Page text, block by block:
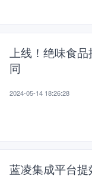
上线！绝味食
同
2024-05-14 18:26:28
蓝凌集成平台